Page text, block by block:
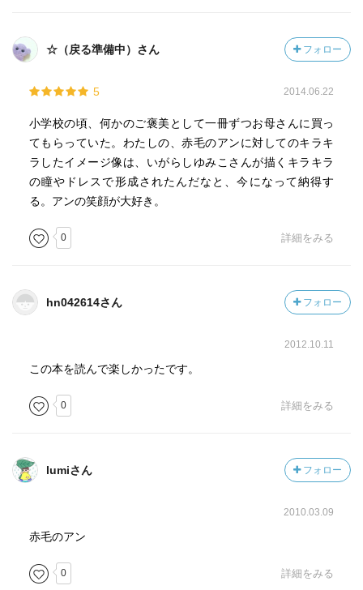
☆（戻る準備中）さん フォロー
5 2014.06.22
小学校の頃、何かのご褒美として一冊ずつお母さんに買っ
てもらっていた。わたしの、赤毛のアンに対してのキラキ
ラしたイメージ像は、いがらしゆみこさんが描くキラキラ
の瞳やドレスで形成されたんだなと、今になって納得す
る。アンの笑顔が大好き。
0 詳細をみる
hn042614さん フォロー
2012.10.11
この本を読んで楽しかったです。
0 詳細をみる
lumiさん フォロー
2010.03.09
赤毛のアン
0 詳細をみる